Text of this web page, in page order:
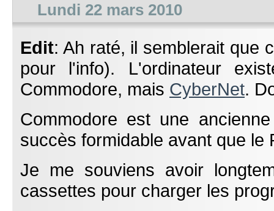
Lundi 22 mars 2010
Edit: Ah raté, il semblerait que
pour l'info). L'ordinateur
Commodore, mais CyberNet.
Commodore est une
succès formidable avant que
Je me souviens avoir
cassettes pour charger les